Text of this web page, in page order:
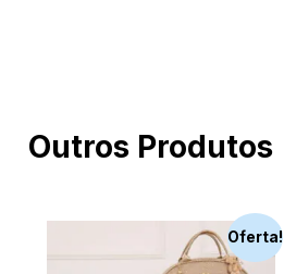
Outros Produtos
Oferta!